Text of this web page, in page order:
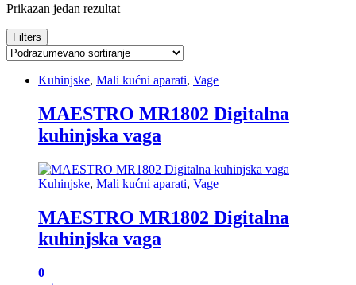
Prikazan jedan rezultat
Filters
Kuhinjske, Mali kućni aparati, Vage
MAESTRO MR1802 Digitalna
kuhinjska vaga
Kuhinjske, Mali kućni aparati, Vage
MAESTRO MR1802 Digitalna
kuhinjska vaga
0